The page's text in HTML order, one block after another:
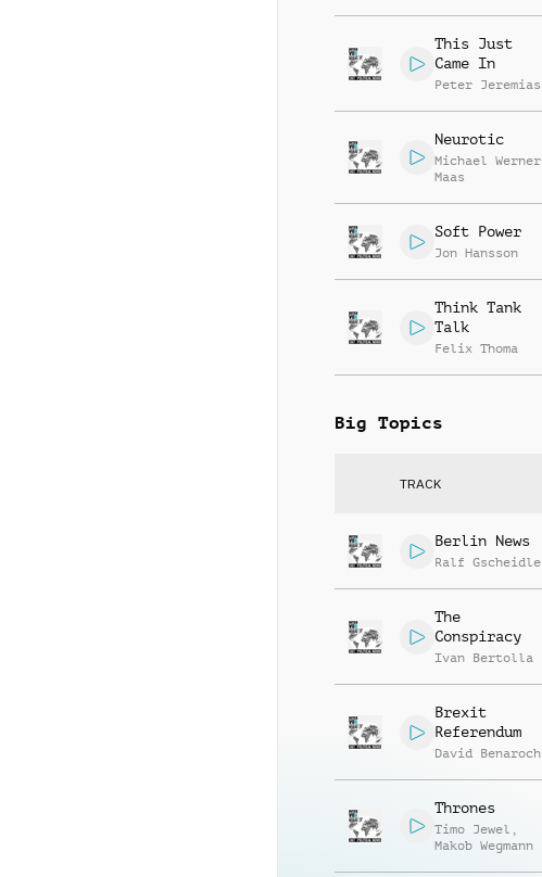
This Just
Came In
Peter Jeremias
Neurotic
Michael Werner
Maas
Soft Power
Jon Hansson
Think Tank
Talk
Felix Thoma
Big Topics
TRACK
Berlin News
Ralf Gscheidle
The
Conspiracy
Ivan Bertolla
Brexit
Referendum
David Benaroch
Thrones
Timo Jewel ,
Makob Wegmann